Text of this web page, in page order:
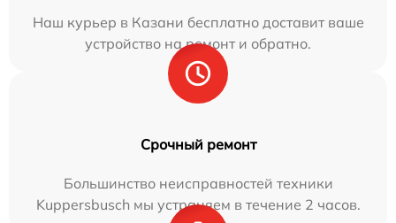
Наш курьер в Казани бесплатно доставит ваше
устройство на ремонт и обратно.
Срочный ремонт
Большинство неисправностей техники
Kuppersbusch мы устраняем в течение 2 часов.